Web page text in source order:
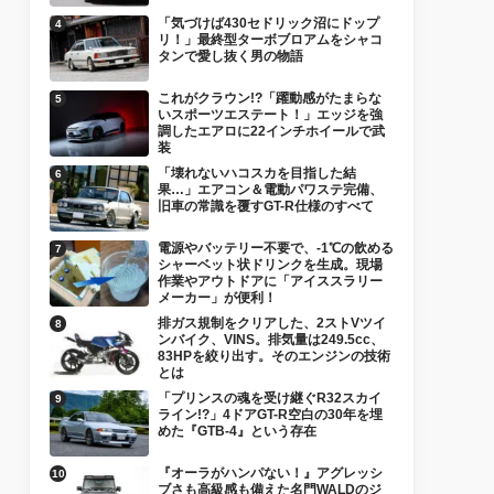
「気づけば430セドリック沼にドップ
リ！」最終型ターボブロアムをシャコ
タンで愛し抜く男の物語
これがクラウン!?「躍動感がたまらな
いスポーツエステート！」エッジを強
調したエアロに22インチホイールで武
装
「壊れないハコスカを目指した結
果…」エアコン＆電動パワステ完備、
旧車の常識を覆すGT-R仕様のすべて
電源やバッテリー不要で、-1℃の飲める
シャーベット状ドリンクを生成。現場
作業やアウトドアに「アイススラリー
メーカー」が便利！
排ガス規制をクリアした、2ストVツイ
ンバイク、VINS。排気量は249.5cc、
83HPを絞り出す。そのエンジンの技術
とは
「プリンスの魂を受け継ぐR32スカイ
ライン!?」4ドアGT-R空白の30年を埋
めた『GTB-4』という存在
『オーラがハンパない！』アグレッシ
ブさも高級感も備えた名門WALDのジ